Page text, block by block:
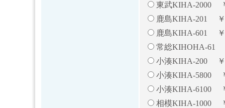
東武KIHA-2000
鹿島KIHA-201
鹿島KIHA-601
常総KIHOHA-61
小湊KIHA-200 ￥
小湊KIHA-5800
小湊KIHA-6100
相模KIHA-1000